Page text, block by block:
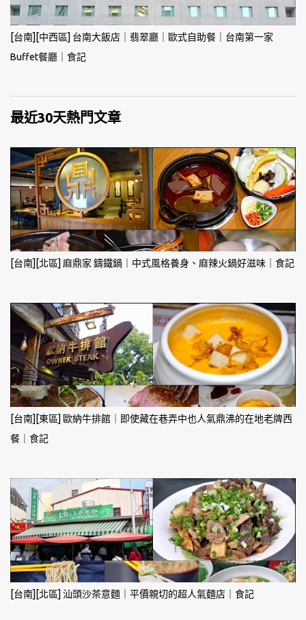
[台南][中西區] 台南大飯店｜翡翠廳｜歐式自助餐｜台南第一家
Buffet餐廳｜食記
最近30天熱門文章
[台南][北區] 麻鼎家 鑄鐵鍋｜中式風格養身、麻辣火鍋好滋味｜食記
[台南][東區] 歐納牛排館｜即使藏在巷弄中也人氣鼎沸的在地老牌西
餐｜食記
[台南][北區] 汕頭沙茶意麵｜平價親切的超人氣麵店｜食記